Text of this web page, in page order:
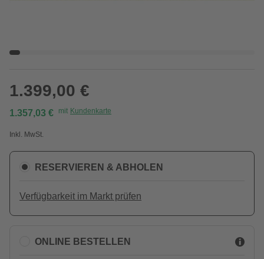
1.399,00 €
1.357,03 € mit Kundenkarte
Inkl. MwSt.
RESERVIEREN & ABHOLEN
Verfügbarkeit im Markt prüfen
ONLINE BESTELLEN